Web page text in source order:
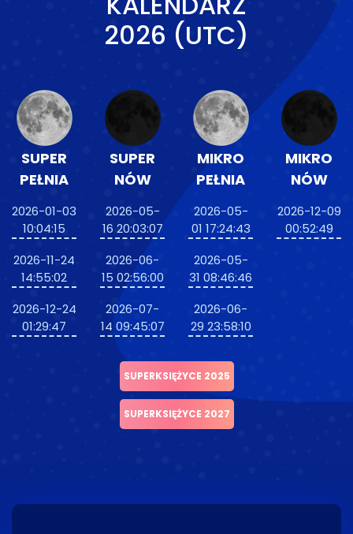
2026 (UTC)
SUPER
PEŁNIA
2026-01-03
10:04:15
2026-11-24
14:55:02
2026-12-24
01:29:47
SUPER
NÓW
2026-05-
16 20:03:07
2026-06-
15 02:56:00
2026-07-
14 09:45:07
MIKRO
PEŁNIA
2026-05-
01 17:24:43
2026-05-
31 08:46:46
2026-06-
29 23:58:10
MIKRO
NÓW
2026-12-09
00:52:49
SUPERKSIĘŻYCE 2025
SUPERKSIĘŻYCE 2027